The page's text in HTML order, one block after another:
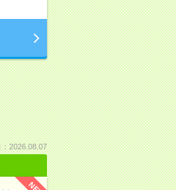
2026.08.07